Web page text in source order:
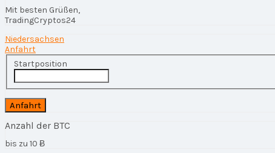
Mit besten Grüßen,
TradingCryptos24
Niedersachsen
Anfahrt
Startposition
Anzahl der BTC
bis zu 10 Ƀ